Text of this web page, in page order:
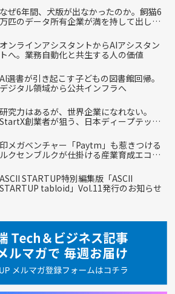
なぜ6年間、犬版が出なかったのか。飼猫6
万匹のデータ所有企業が満を持して出し
オンラインアシスタントからAIアシスタン
トへ。業務自動化と共生する人の価値
AI選書が引き起こす子どもの図書館回帰。
デジタル領域から公共インフラへ
研究力はあるが、世界企業になれない。
StartX創業者が狙う、日本ディープテック
印メガベンチャー「Paytm」も惹きつける
ルクセンブルクが仕掛ける産業育成エコシ
ASCII STARTUP特別編集版「ASCII
STARTUP tabloid」Vol.11発行のお知らせ